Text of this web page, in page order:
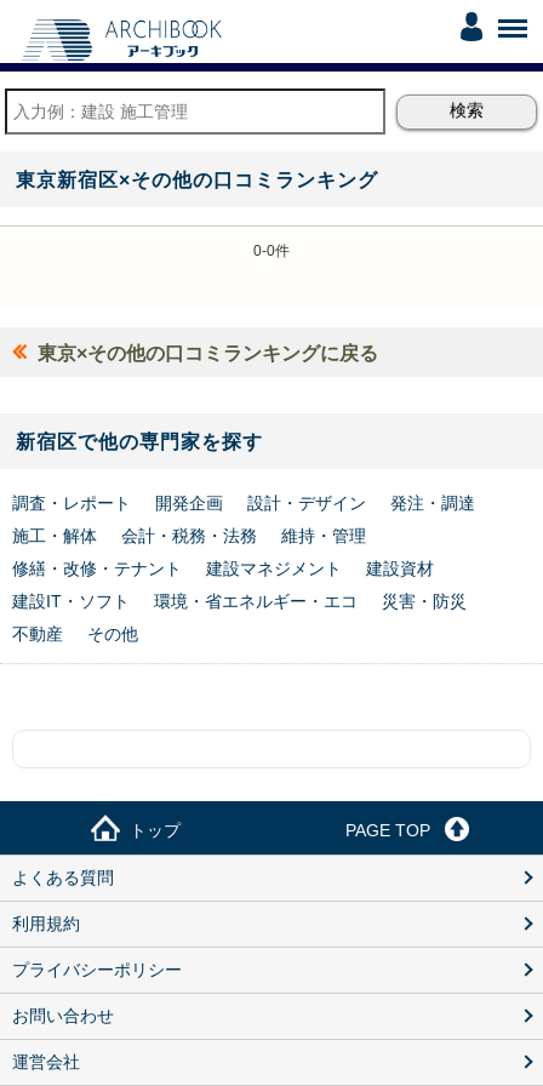
東京新宿区×その他の口コミランキング
0-0件
東京×その他の口コミランキングに戻る
新宿区で他の専門家を探す
調査・レポート 開発企画 設計・デザイン
発注・調達
施工・解体
会計・税務・法務
維持・管理
修繕・改修・テナント
建設マネジメント
建設資材
建設IT・ソフト
環境・省エネルギー・エコ
災害・防災
不動産
その他
トップ PAGE TOP
よくある質問
利用規約
プライバシーポリシー
お問い合わせ
運営会社